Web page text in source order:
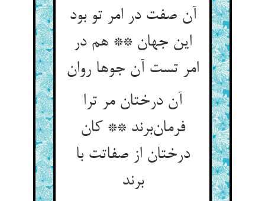
آن صفت در امر تو بود
این جهان ** هم در
امر تست آن جوها روان
آن درختان مر ترا
فرمان‌برند ** کان
درختان از صفاتت با
برند